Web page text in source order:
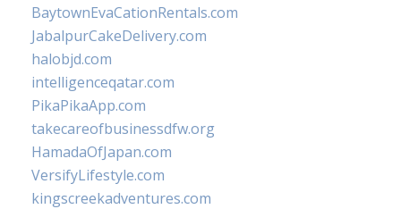
BaytownEvaCationRentals.com
JabalpurCakeDelivery.com
halobjd.com
intelligenceqatar.com
PikaPikaApp.com
takecareofbusinessdfw.org
HamadaOfJapan.com
VersifyLifestyle.com
kingscreekadventures.com